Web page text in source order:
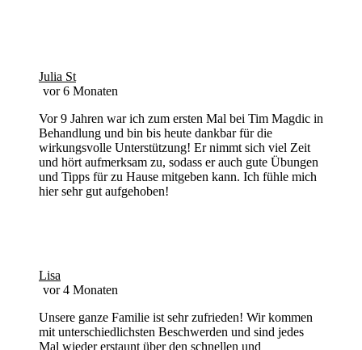
Julia St
vor 6 Monaten
Vor 9 Jahren war ich zum ersten Mal bei Tim Magdic in
Behandlung und bin bis heute dankbar für die
wirkungsvolle Unterstützung! Er nimmt sich viel Zeit
und hört aufmerksam zu, sodass er auch gute Übungen
und Tipps für zu Hause mitgeben kann. Ich fühle mich
hier sehr gut aufgehoben!
Lisa
vor 4 Monaten
Unsere ganze Familie ist sehr zufrieden! Wir kommen
mit unterschiedlichsten Beschwerden und sind jedes
Mal wieder erstaunt über den schnellen und